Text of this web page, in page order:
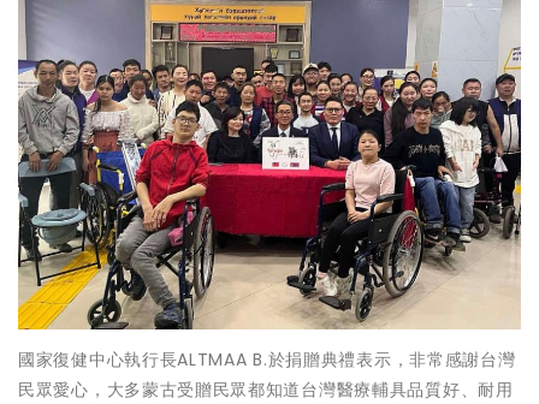
國家復健中心執行長ALTMAA B.於捐贈典禮表示，非常感謝台灣
民眾愛心，大多蒙古受贈民眾都知道台灣醫療輔具品質好、耐用